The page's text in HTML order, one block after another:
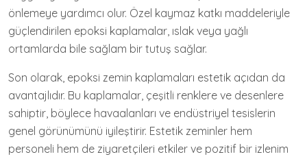
önlemeye yardımcı olur. Özel kaymaz katkı maddeleriyle
güçlendirilen epoksi kaplamalar, ıslak veya yağlı
ortamlarda bile sağlam bir tutuş sağlar.
Son olarak, epoksi zemin kaplamaları estetik açıdan da
avantajlıdır. Bu kaplamalar, çeşitli renklere ve desenlere
sahiptir, böylece havaalanları ve endüstriyel tesislerin
genel görünümünü iyileştirir. Estetik zeminler hem
personeli hem de ziyaretçileri etkiler ve pozitif bir izlenim